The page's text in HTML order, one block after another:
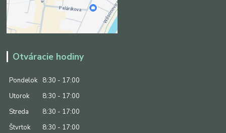
Otváracie hodiny
Pondelok
8:30 - 17:00
Utorok
8:30 - 17:00
Streda
8:30 - 17:00
Štvrtok
8:30 - 17:00